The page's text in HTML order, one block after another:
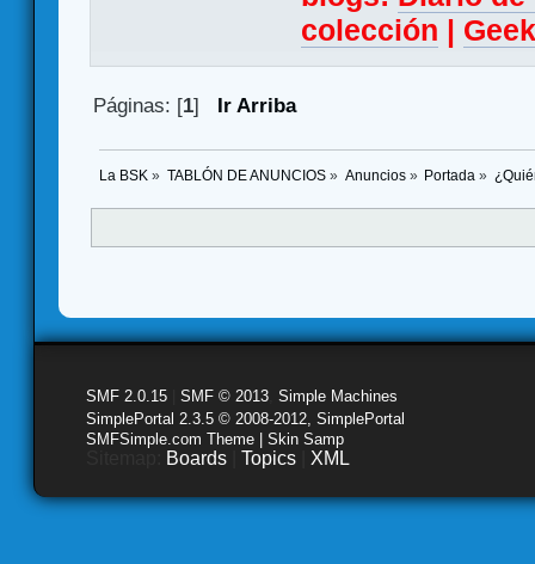
colección |
Páginas: [1] Ir Arriba
La BSK » TABLÓN DE ANUNCIOS» Anuncios» Portada »
SMF 2.0.15 SMF © 2013 Simple Machines
SimplePortal 2.3.5 © 2008-2012, SimplePortal
SMFSimple.com Theme | Skin Samp
Boards Topics XML